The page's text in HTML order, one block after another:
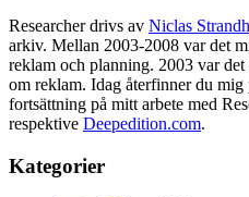
Researcher drivs av Niclas Strandh
arkiv. Mellan 2003-2008 var det
reklam och planning. 2003 var
om reklam. Idag återfinner du mig
fortsättning på mitt arbete med
respektive Deepedition.com.
Kategorier